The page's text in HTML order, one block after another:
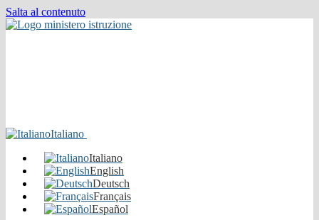
Salta al contenuto
Italiano
Italiano
English
Deutsch
Français
Español